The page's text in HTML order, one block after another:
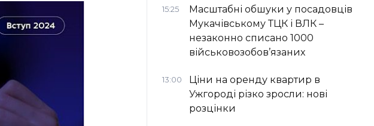
15:25
Масштабні обшуки у посадовців
Мукачівському ТЦК і ВЛК –
незаконно списано 1000
військовозобов’язаних
13:00
Ціни на оренду квартир в
Ужгороді різко зросли: нові
розцінки